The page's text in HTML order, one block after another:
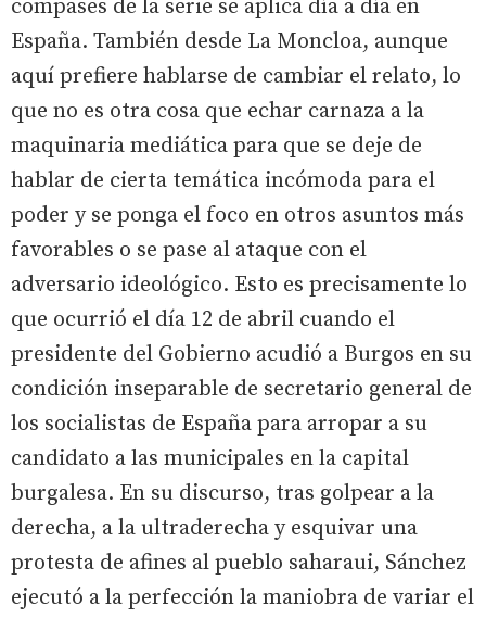
compases de la serie se aplica día a día en
España. También desde La Moncloa, aunque
aquí prefiere hablarse de cambiar el relato, lo
que no es otra cosa que echar carnaza a la
maquinaria mediática para que se deje de
hablar de cierta temática incómoda para el
poder y se ponga el foco en otros asuntos más
favorables o se pase al ataque con el
adversario ideológico. Esto es precisamente lo
que ocurrió el día 12 de abril cuando el
presidente del Gobierno acudió a Burgos en su
condición inseparable de secretario general de
los socialistas de España para arropar a su
candidato a las municipales en la capital
burgalesa. En su discurso, tras golpear a la
derecha, a la ultraderecha y esquivar una
protesta de afines al pueblo saharaui, Sánchez
ejecutó a la perfección la maniobra de variar el